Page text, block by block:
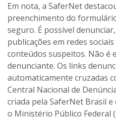
Em nota, a SaferNet
preenchimento do
seguro. É possível
publicações em redes
conteúdos suspeitos. Não é
denunciante. Os links
automaticamente cruzadas
Central Nacional de
criada pela SaferNet Brasil
o Ministério Público Federal